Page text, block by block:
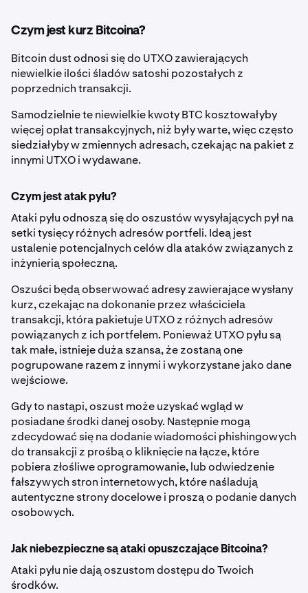
Czym jest kurz Bitcoina?
Bitcoin dust odnosi się do UTXO zawierających
niewielkie ilości śladów satoshi pozostałych z
poprzednich transakcji.
Samodzielnie te niewielkie kwoty BTC kosztowałyby
więcej opłat transakcyjnych, niż były warte, więc często
siedziałyby w zmiennych adresach, czekając na pakiet z
innymi UTXO i wydawane.
Czym jest atak pyłu?
Ataki pyłu odnoszą się do oszustów wysyłających pył na
setki tysięcy różnych adresów portfeli. Ideą jest
ustalenie potencjalnych celów dla ataków związanych z
inżynierią społeczną.
Oszuści będą obserwować adresy zawierające wysłany
kurz, czekając na dokonanie przez właściciela
transakcji, która pakietuje UTXO z różnych adresów
powiązanych z ich portfelem. Ponieważ UTXO pyłu są
tak małe, istnieje duża szansa, że zostaną one
pogrupowane razem z innymi i wykorzystane jako dane
wejściowe.
Gdy to nastąpi, oszust może uzyskać wgląd w
posiadane środki danej osoby. Następnie mogą
zdecydować się na dodanie wiadomości phishingowych
do transakcji z prośbą o kliknięcie na łącze, które
pobiera złośliwe oprogramowanie, lub odwiedzenie
fałszywych stron internetowych, które naśladują
autentyczne strony docelowe i proszą o podanie danych
osobowych.
Jak niebezpieczne są ataki opuszczające Bitcoina?
Ataki pyłu nie dają oszustom dostępu do Twoich
środków.